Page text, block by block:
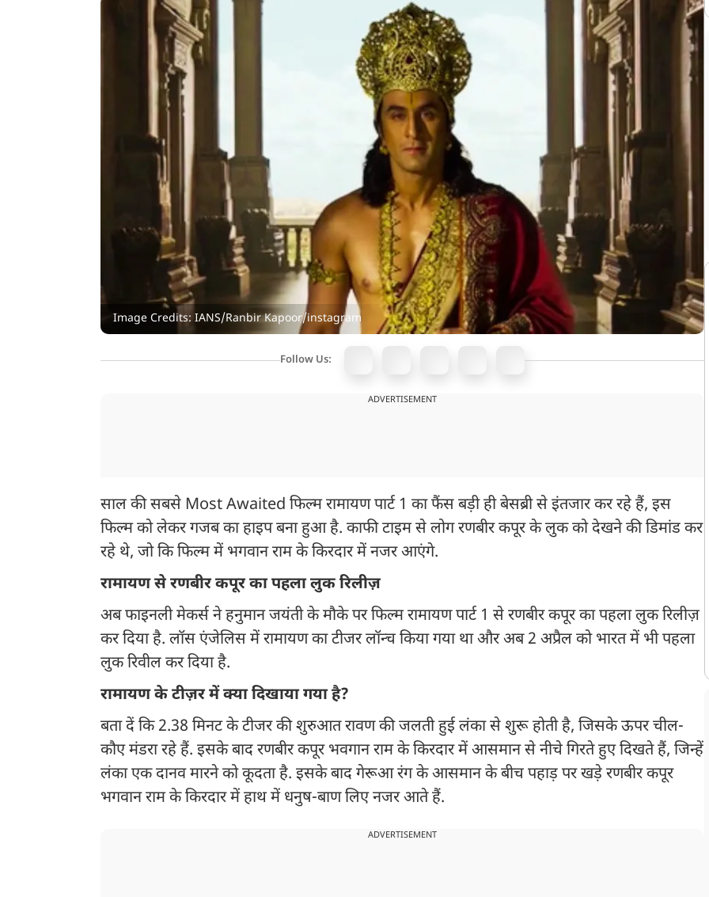
Image Credits: IANS/Ranbir Kapoor/instagram
Follow Us:
ADVERTISEMENT
साल की सबसे Most Awaited फिल्म रामायण पार्ट 1 का फैंस बड़ी ही बेसब्री से इंतजार कर रहे हैं, इस
फिल्म को लेकर गजब का हाइप बना हुआ है. काफी टाइम से लोग रणबीर कपूर के लुक को देखने की डिमांड कर
रहे थे, जो कि फिल्म में भगवान राम के किरदार में नजर आएंगे.
रामायण से रणबीर कपूर का पहला लुक रिलीज़
अब फाइनली मेकर्स ने हनुमान जयंती के मौके पर फिल्म रामायण पार्ट 1 से रणबीर कपूर का पहला लुक रिलीज़
कर दिया है. लॉस एंजेलिस में रामायण का टीजर लॉन्च किया गया था और अब 2 अप्रैल को भारत में भी पहला
लुक रिवील कर दिया है.
रामायण के टीज़र में क्या दिखाया गया है?
बता दें कि 2.38 मिनट के टीजर की शुरुआत रावण की जलती हुई लंका से शुरू होती है, जिसके ऊपर चील-
कौए मंडरा रहे हैं. इसके बाद रणबीर कपूर भवगान राम के किरदार में आसमान से नीचे गिरते हुए दिखते हैं, जिन्हें
लंका एक दानव मारने को कूदता है. इसके बाद गेरूआ रंग के आसमान के बीच पहाड़ पर खड़े रणबीर कपूर
भगवान राम के किरदार में हाथ में धनुष-बाण लिए नजर आते हैं.
ADVERTISEMENT